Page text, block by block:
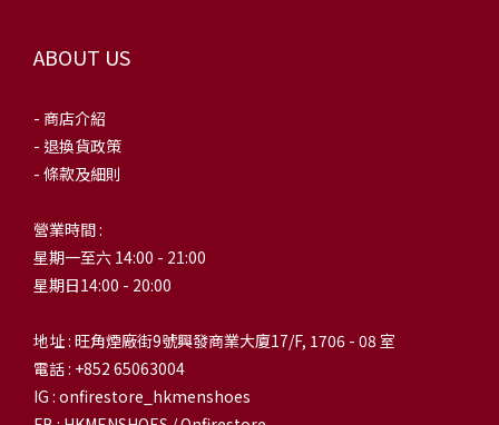
ABOUT US
- 商店介紹
- 退換貨政策
- 條款及細則
營業時間 :
星期一至六 14:00 - 21:00
星期日14:00 - 20:00
地址 : 旺角煙廠街9號興發商業大廈17/F, 1706 - 08 室
電話 : +852 65063004
IG : onfirestore_hkmenshoes